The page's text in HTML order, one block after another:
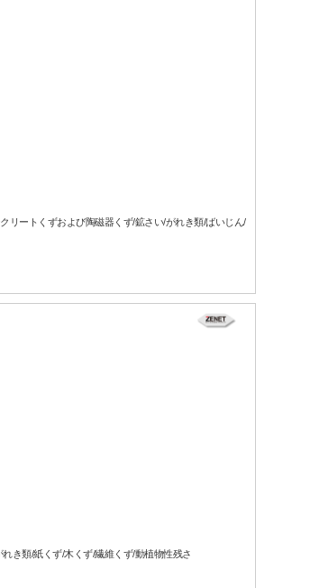
リートくずおよび陶磁器くず/鉱さい/がれき類/ばいじん/
き類/紙くず/木くず/繊維くず/動植物性残さ